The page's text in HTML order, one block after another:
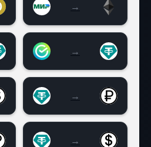
Doge
→
МИР на Ethereum
USDT BEP20
→
Сбербанк на USDT
на Наличные USD
→
Tether USDT
→